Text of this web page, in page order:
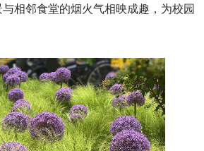
相邻食堂的烟火气相映成趣，为校园